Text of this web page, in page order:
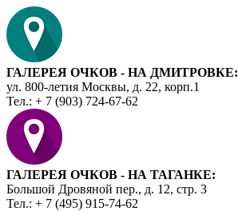
ГАЛЕРЕЯ ОЧКОВ - НА ДМИТРОВКЕ:
ул. 800-летия Москвы, д. 22, корп.1
Тел.: + 7 (903) 724-67-62
ГАЛЕРЕЯ ОЧКОВ - НА ТАГАНКЕ:
Большой Дровяной пер., д. 12, стр. 3
Тел.: + 7 (495) 915-74-62